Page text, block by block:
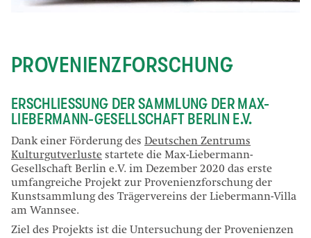
PROVENIENZFORSCHUNG
ERSCHLIESSUNG DER SAMMLUNG DER MAX-L
IEBERMANN-GESELLSCHAFT BERLIN E.V.
Dank einer Förderung des Deutschen Zentrums
Kulturgutverluste startete die Max-Liebermann-
Gesellschaft Berlin e.V. im Dezember 2020 das erste
umfangreiche Projekt zur Provenienzforschung der
Kunstsammlung des Trägervereins der Liebermann-Villa
am Wannsee.
Ziel des Projekts ist die Untersuchung der Provenienzen